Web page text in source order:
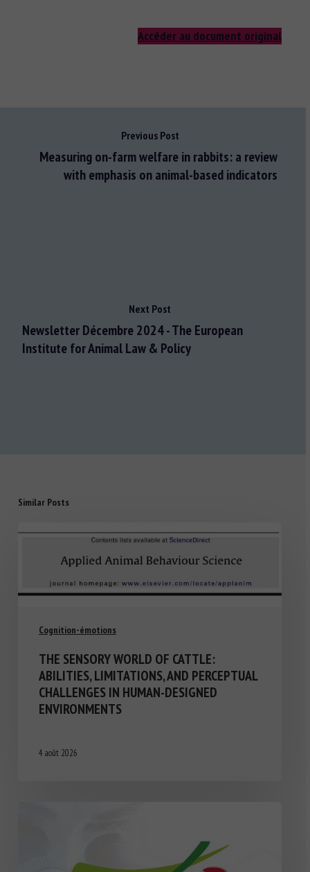
Accéder au document original
Previous Post
Measuring on-farm welfare in rabbits: a review
with emphasis on animal-based indicators
Next Post
Newsletter Décembre 2024 - The European
Institute for Animal Law & Policy
Similar Posts
Cognition-émotions
THE SENSORY WORLD OF CATTLE:
ABILITIES, LIMITATIONS, AND PERCEPTUAL
CHALLENGES IN HUMAN-DESIGNED
ENVIRONMENTS
4 août 2026